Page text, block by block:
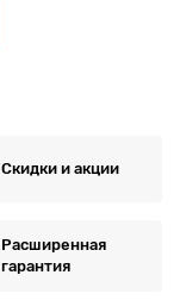
Скидки и акции
Расширенная
гарантия